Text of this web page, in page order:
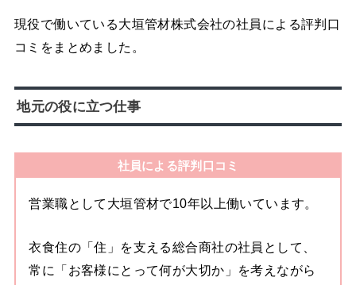
現役で働いている大垣管材株式会社の社員による評判口
コミをまとめました。
地元の役に立つ仕事
社員による評判口コミ
営業職として大垣管材で10年以上働いています。
衣食住の「住」を支える総合商社の社員として、
常に「お客様にとって何が大切か」を考えながら